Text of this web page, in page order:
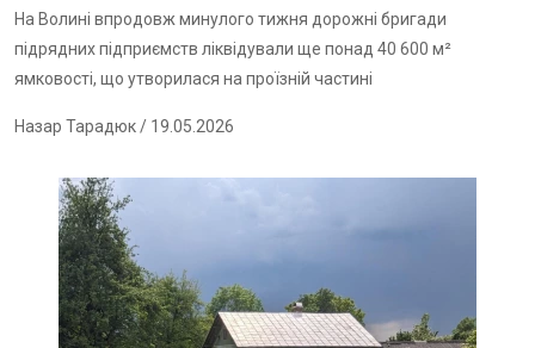
На Волині впродовж минулого тижня дорожні бригади
підрядних підприємств ліквідували ще понад 40 600 м²
ямковості, що утворилася на проїзній частині
Назар Тарадюк/ 19.05.2026